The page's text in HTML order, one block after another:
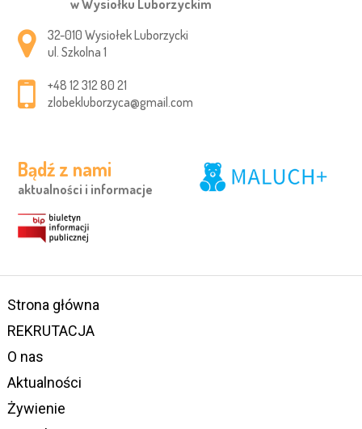
w Wysiołku Luborzyckim
Adres pocztowy:
32-010 Wysiołek Luborzycki
ul. Szkolna 1
+48 12 312 80 21
zlobekluborzyca@gmail.com
Bądź z nami
aktualności i informacje
Strona główna
REKRUTACJA
O nas
Aktualności
Żywienie